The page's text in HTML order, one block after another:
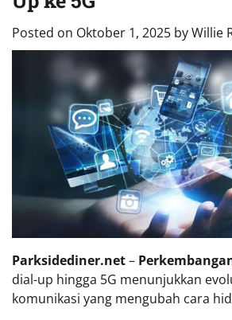
Posted on Oktober 1, 2025 byWillie
Parksidediner.net–
dial-up hingga 5G menunjukkan
komunikasi yang mengubah cara